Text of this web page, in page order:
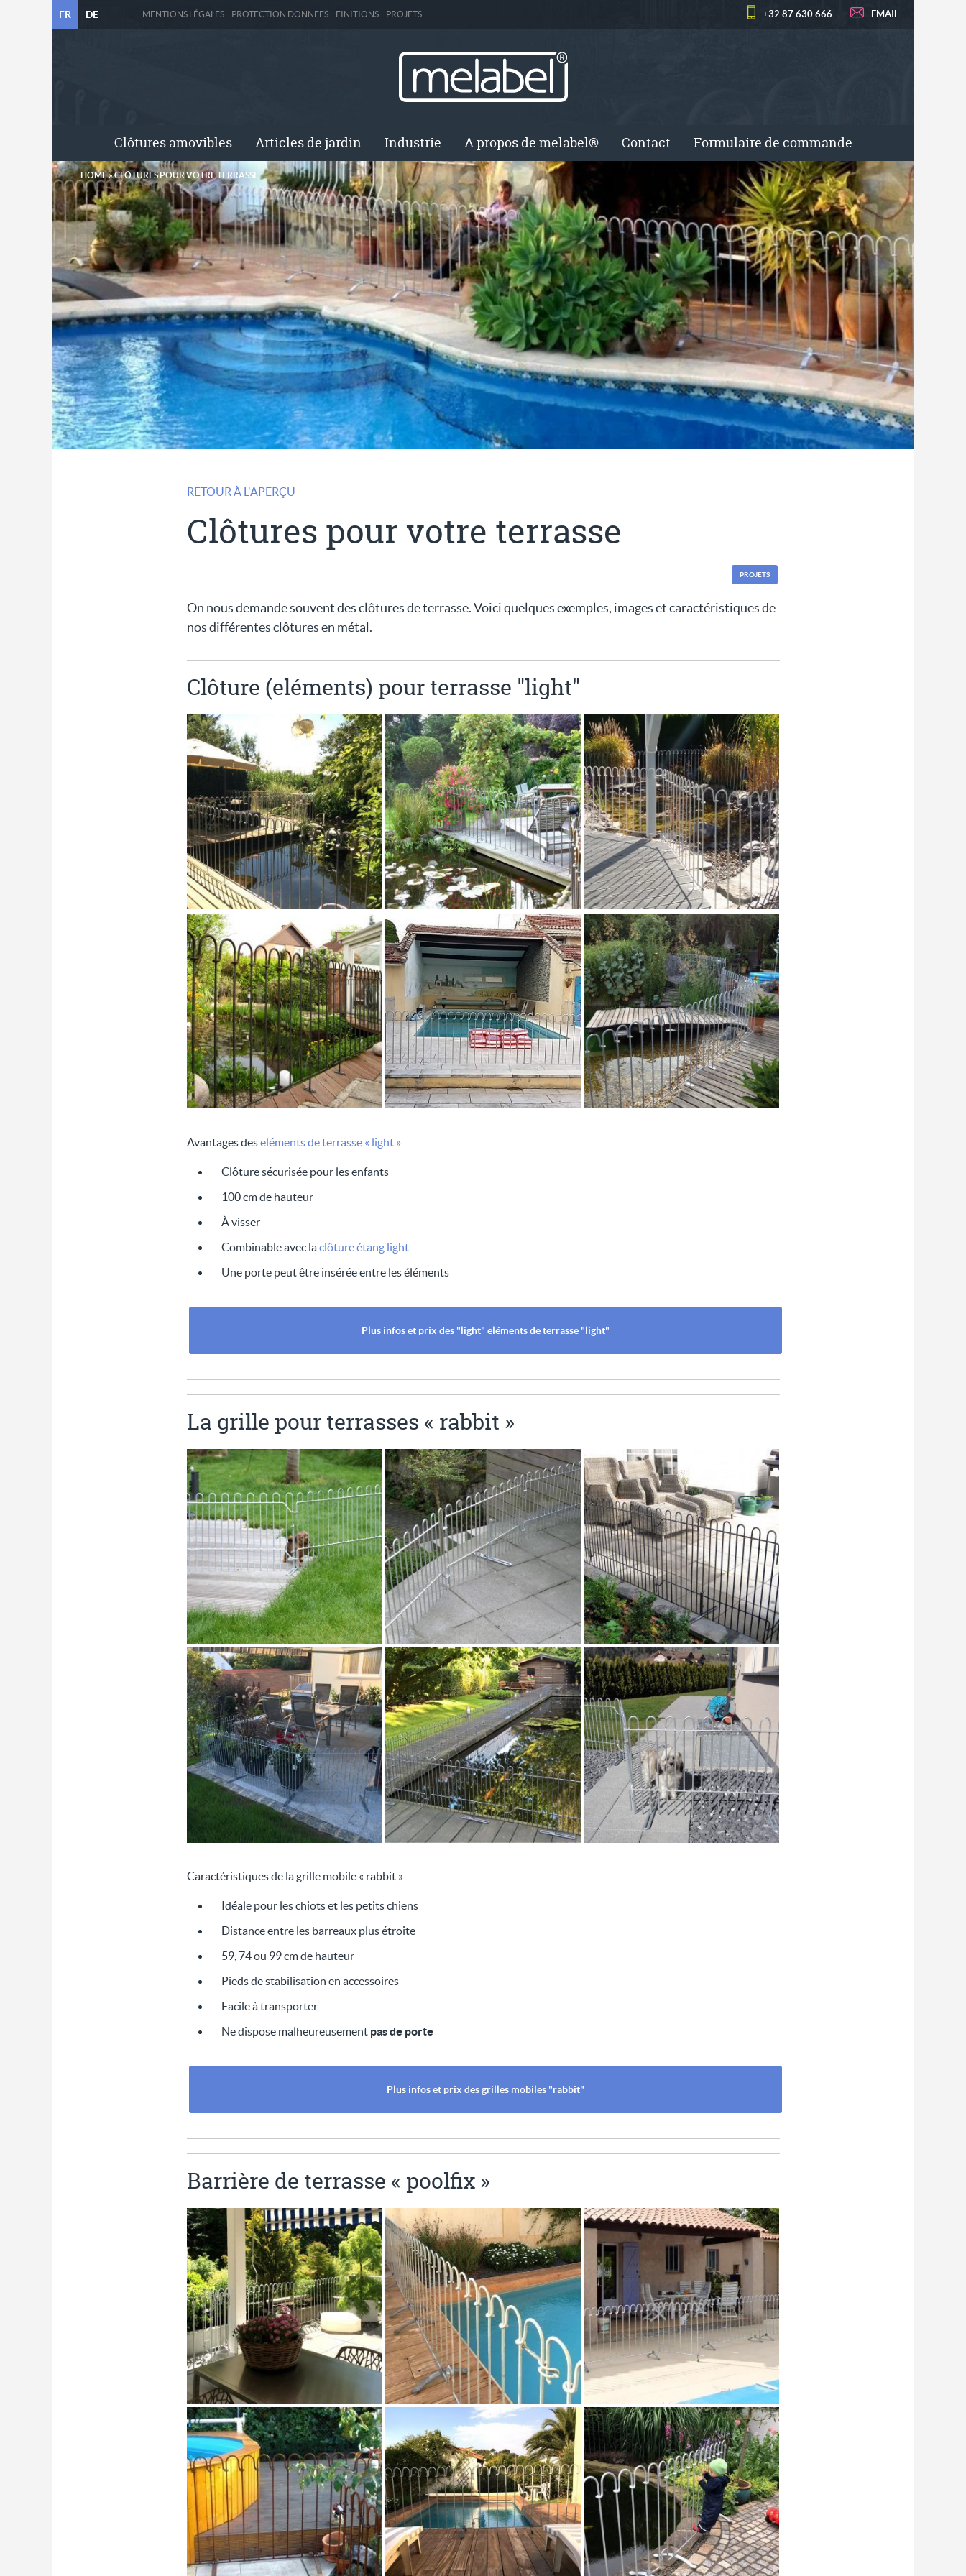
FR DE MENTIONS LÉGALES PROTECTION DONNEES FINITIONS PROJETS +32 87 630 666 EMAIL
Clôtures amovibles Articles de jardin Industrie A propos de melabel® Contact Formulaire de commande
HOME»CLÔTURES POUR VOTRE TERRASSE
RETOUR À L'APERÇU
Clôtures pour votre terrasse
PROJETS
On nous demande souvent des clôtures de terrasse. Voici quelques exemples, images et caractéristiques de
nos différentes clôtures en métal.
Clôture (eléments) pour terrasse "light"
Avantages deseléments de terrasse « light »
Clôture sécurisée pour les enfants
100 cm de hauteur
À visser
Combinable avec laclôture étang light
Une porte peut être insérée entre les éléments
Plus infos et prix des "light" eléments de terrasse "light"
La grille pour terrasses « rabbit »
Caractéristiques de la grille mobile « rabbit »
Idéale pour les chiots et les petits chiens
Distance entre les barreaux plus étroite
59, 74 ou 99 cm de hauteur
Pieds de stabilisation en accessoires
Facile à transporter
Ne dispose malheureusement pas de porte
Plus infos et prix des grilles mobiles "rabbit"
Barrière de terrasse « poolfix »